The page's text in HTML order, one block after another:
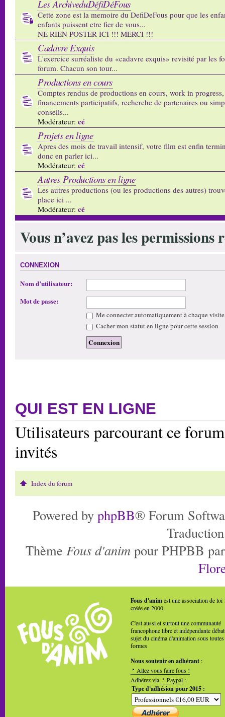
Les ArchiveduDéfiDéFous
Cette zone est la memoire du DefiDeFous pour que les
enfants puissent etre fier de vous...
NE RIEN POSTER ICI !!! MERCI !!!
Cadavre Exquis
L'exercice surréaliste du «cadavre exquis» revisité par les
forum. Chacun son tour...
Productions en cours
Comptes rendus de productions en cours, work in
financements participatifs, recherche de partenaires ou
conseils...
Modérateur: cé
Projets en ligne
Apres des mois de travail intensif, votre film est enfin
donc en parler ici...
Modérateur: cé
Autres Productions en ligne
Les autres productions (ou les productions des autres)
place ici ...
Modérateur: cé
Vous n’avez pas les
CONNEXION
Nom d’utilisateur:
Mot de passe:
Me connecter automatiquement à chaque visite
Cacher mon statut en ligne pour cette session
QUI EST EN LIGNE
Utilisateurs parcourant ce
invités
Index du forum
Powered by phpBB® Forum
Thème Fous d'anim pour PHPBB
Fous d'animest une association de loi
créée en 2000.
C'est aussi et surtout une communauté
francophone libre et indépendante
sujet du cinéma d'animation sous toutes
formes
Nous soutenir en adhérant :
Allez vous faire fous !
Adhérez via
Paypal :
Type d'adhésion pour 2015 :